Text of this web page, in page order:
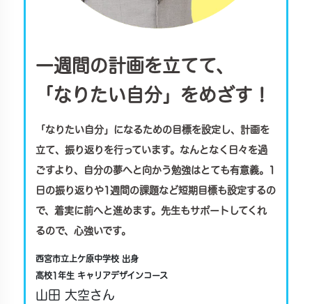
一週間の計画を立てて、
「なりたい自分」をめざす！
「なりたい自分」になるための目標を設定し、計画を
立て、振り返りを行っています。なんとなく日々を過
ごすより、自分の夢へと向かう勉強はとても有意義。1
日の振り返りや1週間の課題など短期目標も設定するの
で、着実に前へと進めます。先生もサポートしてくれ
るので、心強いです。
西宮市立上ケ原中学校 出身
高校1年生 キャリアデザインコース
山田 大空さん